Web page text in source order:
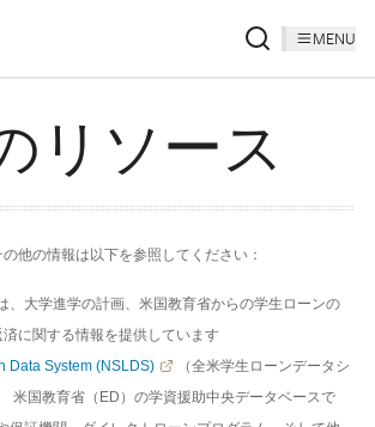
MENU
リソース
他の情報は以下を参照してください：
、大学進学の計画、米国教育省からの学生ローンの
に関する情報を提供しています
Data System (NSLDS)
（全米学生ローンデータシ
米国教育省（ED）の学資援助中央データベースで